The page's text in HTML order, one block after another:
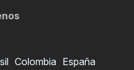
Colombia España